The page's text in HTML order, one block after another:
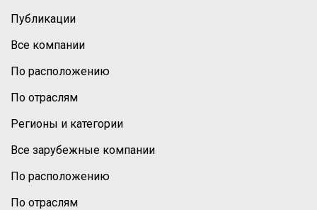
Публикации
Все компании
По расположению
По отраслям
Регионы и категории
Все зарубежные компании
По расположению
По отраслям